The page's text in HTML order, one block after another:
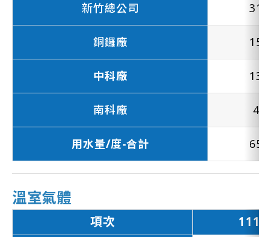
新竹總公司
銅鑼廠
中科廠
南科廠
用水量/度-合計
溫室氣體
項次
111